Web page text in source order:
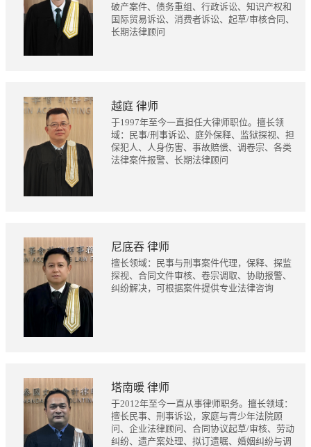
破产案件、债务重组、行政诉讼、知识产权和
国际贸易诉讼、消费者诉讼、起草/审核合同、
长期法律顾问
越庭 律师
于1997年至今一直担任大律师职位。擅长领
域：民事/刑事诉讼、庭外保释、监狱探视、担
保犯人、人身伤害、事故赔偿、调卷宗、各类
法律案件报警、长期法律顾问
尼底吞 律师
擅长领域：民事与刑事案件代理，保释、探监
探视、合同文件审核、卷宗调取、协助报警、
纠纷解决，可根据案件提供专业法律咨询
塔南暖 律师
于2012年至今一直从事律师职务。擅长领域：
擅长民事、刑事诉讼，家庭与青少年法院顾
问、企业法律顾问、合同协议起草/审核、劳动
纠纷、遗产案处理、拟订遗嘱、婚姻纠纷与调